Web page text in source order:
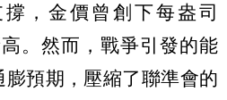
，金價曾創下每盎司
。然而，戰爭引發的能
預期，壓縮了聯準會的